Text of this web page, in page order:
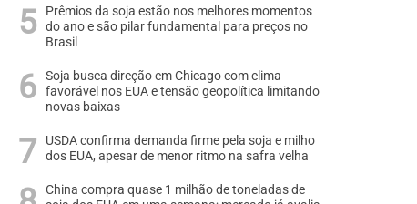
Prêmios da soja estão nos melhores momentos
do ano e são pilar fundamental para preços no
Brasil
Soja busca direção em Chicago com clima
favorável nos EUA e tensão geopolítica limitando
novas baixas
USDA confirma demanda firme pela soja e milho
dos EUA, apesar de menor ritmo na safra velha
China compra quase 1 milhão de toneladas de